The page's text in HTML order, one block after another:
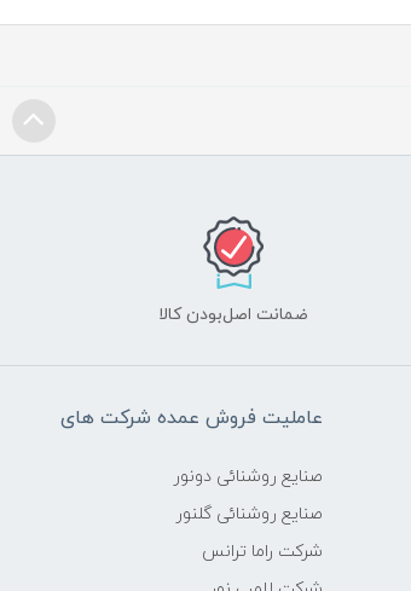
ضمانت اصل‌بودن کالا
عاملیت فروش عمده شرکت های
صنایع روشنائی دونور
صنایع روشنائی گلنور
شرکت راما ترانس